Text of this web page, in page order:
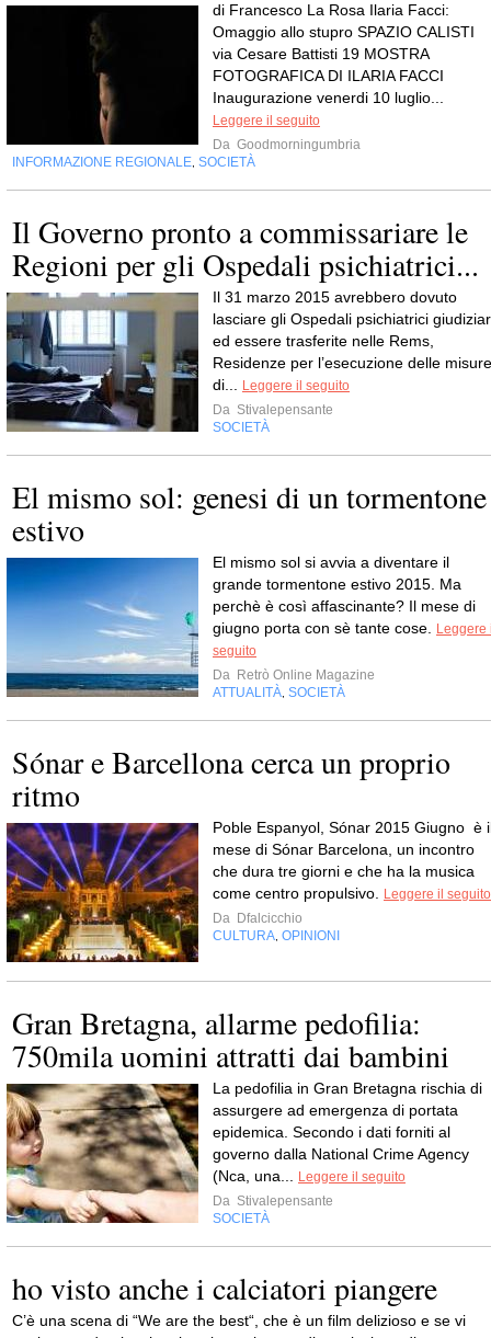
di Francesco La Rosa Ilaria Facci:
Omaggio allo stupro SPAZIO CALISTI
via Cesare Battisti 19 MOSTRA
FOTOGRAFICA DI ILARIA FACCI
Inaugurazione venerdi 10 luglio...
Leggere il seguito
Da Goodmorningumbria
INFORMAZIONE REGIONALE, SOCIETÀ
Il Governo pronto a commissariare le
Regioni per gli Ospedali psichiatrici...
Il 31 marzo 2015 avrebbero dovuto
lasciare gli Ospedali psichiatrici
ed essere trasferite nelle Rems,
Residenze per l’esecuzione delle misure
di... Leggere il seguito
Da Stivalepensante
SOCIETÀ
El mismo sol: genesi di un tormentone
estivo
El mismo sol si avvia a diventare il
grande tormentone estivo 2015. Ma
perchè è così affascinante? Il mese di
giugno porta con sè tante cose. Leggere
seguito
Da Retrò Online Magazine
ATTUALITÀ, SOCIETÀ
Sónar e Barcellona cerca un proprio
ritmo
Poble Espanyol, Sónar 2015 Giugno è
mese di Sónar Barcelona, un incontro
che dura tre giorni e che ha la musica
come centro propulsivo. Leggere il seguito
Da Dfalcicchio
CULTURA, OPINIONI
Gran Bretagna, allarme pedofilia:
750mila uomini attratti dai bambini
La pedofilia in Gran Bretagna rischia di
assurgere ad emergenza di portata
epidemica. Secondo i dati forniti al
governo dalla National Crime Agency
(Nca, una... Leggere il seguito
Da Stivalepensante
SOCIETÀ
ho visto anche i calciatori piangere
C’è una scena di “We are the best“, che è un film delizioso e se vi